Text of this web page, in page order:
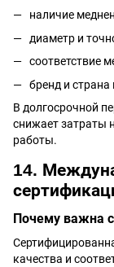
наличие
диаметр и
соответствие
бренд и страна
В долгосрочной
снижает затраты
работы.
14.
Почему важна
качества и